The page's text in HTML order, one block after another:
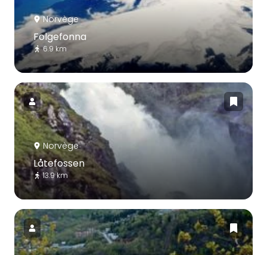
Norvège
Folgefonna
6.9 km
Norvège
Låtefossen
13.9 km